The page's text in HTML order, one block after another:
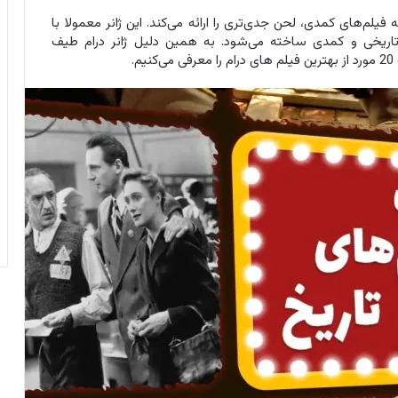
کمدی، لحن جدی‌تری را ارائه می‌کند. این ژانر معمولا با
تاریخی و کمدی ساخته می‌شود. به همین دلیل ژانر درام طیف